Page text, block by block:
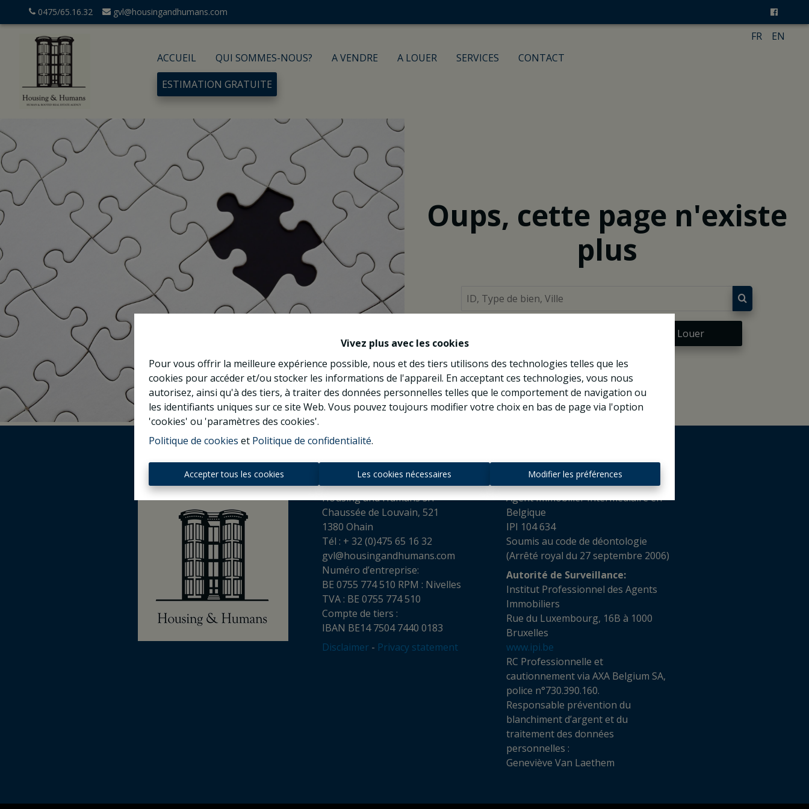
Vivez plus avec les cookies
Pour vous offrir la meilleure expérience possible, nous et des tiers utilisons des technologies telles que les
cookies pour accéder et/ou stocker les informations de l'appareil. En acceptant ces technologies, vous nous
autorisez, ainsi qu'à des tiers, à traiter des données personnelles telles que le comportement de navigation ou
les identifiants uniques sur ce site Web. Vous pouvez toujours modifier votre choix en bas de page via l'option
'cookies' ou 'paramètres des cookies'.
Politique de cookies et Politique de confidentialité.
Accepter tous les cookies Les cookies nécessaires Modifier les préférences
0475/65.16.32 gvl@housingandhumans.com
ACCUEIL QUI SOMMES-NOUS? A VENDRE A LOUER SERVICES
CONTACT
ESTIMATION GRATUITE
FR EN
Oups, cette page n'existe
plus
À Louer
Contact
Housing and Humans srl
Chaussée de Louvain, 521
1380 Ohain
Tél : + 32 (0)475 65 16 32
gvl@housingandhumans.com
Numéro d’entreprise:
BE 0755 774 510 RPM : Nivelles
TVA : BE 0755 774 510
Compte de tiers :
IBAN BE14 7504 7440 0183
Disclaimer - Privacy statement
Agent Immobilier Intermédiaire en
Belgique
IPI 104 634
Soumis au code de déontologie
(Arrêté royal du 27 septembre 2006)
Autorité de Surveillance:
Institut Professionnel des Agents
Immobiliers
Rue du Luxembourg, 16B à 1000
Bruxelles
www.ipi.be
RC Professionnelle et
cautionnement via AXA Belgium SA,
police n°730.390.160.
Responsable prévention du
blanchiment d’argent et du
traitement des données
personnelles :
Geneviève Van Laethem